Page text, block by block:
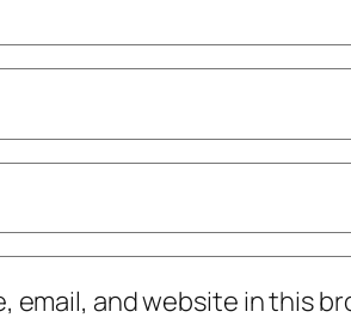
email, and website in this